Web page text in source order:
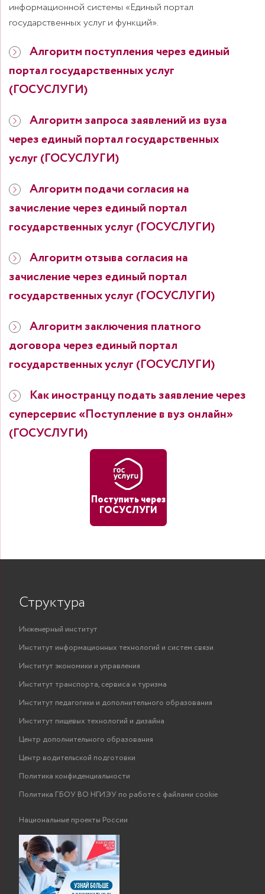
информационной системы «Единый портал
государственных услуг и функций».
Алгоритм поступления через единый
портал государственных услуг
(ГОСУСЛУГИ)
Алгоритм запроса заявлений из вуза
через единый портал государственных
услуг (ГОСУСЛУГИ)
Алгоритм подачи согласия на
зачисление через единый портал
государственных услуг (ГОСУСЛУГИ)
Алгоритм отзыва согласия на
зачисление через единый портал
государственных услуг (ГОСУСЛУГИ)
Алгоритм заключения платного
договора через единый портал
государственных услуг (ГОСУСЛУГИ)
Как иностранцу подать заявление через
суперсервис «Поступление в вуз онлайн»
(ГОСУСЛУГИ)
Поступить через
ГОСУСЛУГИ
Структура
Инженерный институт
Институт информационных технологий и систем связи
Институт экономики и управления
Институт транспорта, сервиса и туризма
Институт педагогики и дополнительного образования
Институт пищевых технологий и дизайна
Центр дополнительного образования
Центр водительской подготовки
Политика конфиденциальности
Политика ГБОУ ВО НГИЭУ по работе с файлами cookie
Национальные проекты России